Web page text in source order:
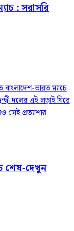
: সরাসরি
বাংলাদেশ-ভারত ম্যাচে
দলের এই লড়াই ঘিরে
সেই প্রত্যাশার
শেষ-দেখুন